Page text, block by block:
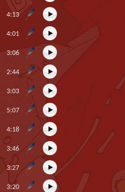
4:13
4:01
3:06
2:44
3:03
5:07
4:18
3:46
3:27
3:20